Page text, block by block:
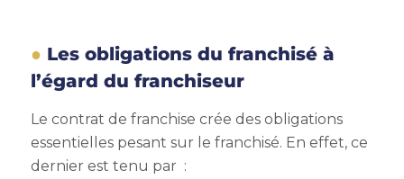
Les obligations du franchisé à
l’égard du franchiseur
Le contrat de franchise crée des obligations
essentielles pesant sur le franchisé. En effet, ce
dernier est tenu par :